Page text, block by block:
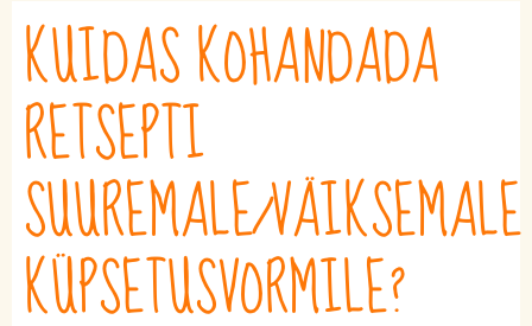
KUIDAS KOHANDADA
RETSEPTI
SUUREMALE/VÄIKSEMALE
KÜPSETUSVORMILE?